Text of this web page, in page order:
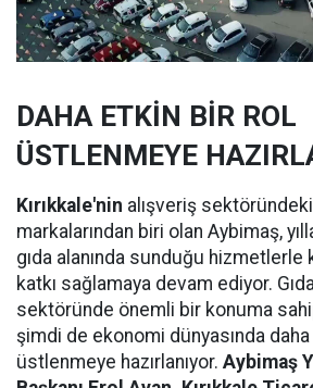
DAHA ETKİN BİR ROL
ÜSTLENMEYE
Kırıkkale'nin alışveriş
markalarından biri olan Aybimaş,
gıda alanında sunduğu
katkı sağlamaya devam ediyor.
sektöründe önemli bir konuma
şimdi de ekonomi dünyasında
üstlenmeye hazırlanıyor. Aybimaş